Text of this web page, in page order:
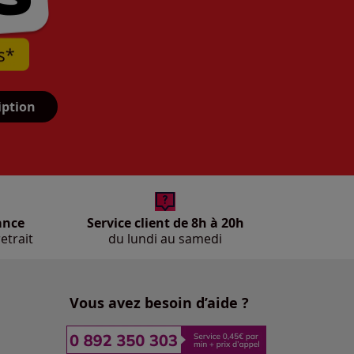
Service client de 8h à 20h
du lundi au samedi
Vous avez besoin d’aide ?